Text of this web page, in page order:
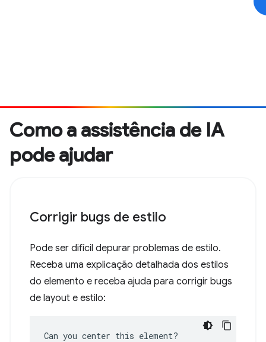
Como a assistência de IA
pode ajudar
Corrigir bugs de estilo
Pode ser difícil depurar problemas de estilo.
Receba uma explicação detalhada dos estilos
do elemento e receba ajuda para corrigir bugs
de layout e estilo:
Can you center this element?